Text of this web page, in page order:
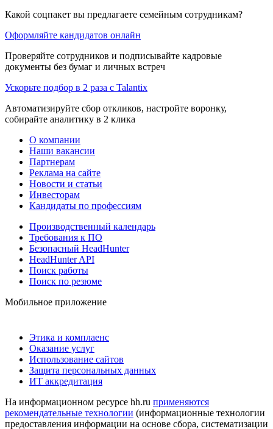
Какой соцпакет вы предлагаете семейным сотрудникам?
Оформляйте кандидатов онлайн
Проверяйте сотрудников и подписывайте кадровые
документы без бумаг и личных встреч
Ускорьте подбор в 2 раза с Talantix
Автоматизируйте сбор откликов, настройте воронку,
собирайте аналитику в 2 клика
О компании
Наши вакансии
Партнерам
Реклама на сайте
Новости и статьи
Инвесторам
Кандидаты по профессиям
Производственный календарь
Требования к ПО
Безопасный HeadHunter
HeadHunter API
Поиск работы
Поиск по резюме
Мобильное приложение
Этика и комплаенс
Оказание услуг
Использование сайтов
Защита персональных данных
ИТ аккредитация
На информационном ресурсе hh.ru применяются
рекомендательные технологии (информационные технологии
предоставления информации на основе сбора, систематизации